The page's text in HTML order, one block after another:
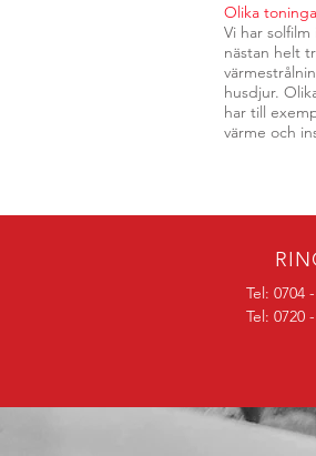
Olika
Vi har
nästan helt
husdjur.
har till
värme och
Tel: 0704
Tel: 0720